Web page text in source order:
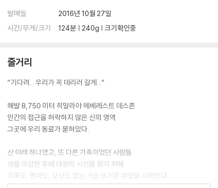
발매일
2016년 10월 27일
시간/무게/크기
124분 | 240g | 크기확인중
줄거리
“기다려... 우리가 꼭 데리러 갈게...”
해발 8,750 미터 히말라야 에베레스트 데스존
인간의 접근을 허락하지 않은 신의 영역
그곳에 우리 동료가 묻혀있다.
산 아래 하나였고, 또 다른 가족이었던 사람들
생을 마감한 후배 대원의 시신을 찾기 위해
기록도, 명예도, 보상도 없는 가슴 뜨거운 여정을 시작한다.